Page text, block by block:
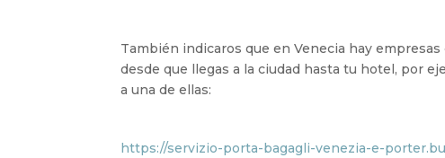
También indicaros que en Venecia hay
desde que llegas a la ciudad hasta tu hotel, por
a una de ellas:
https://servizio-porta-bagagli-venezia-e-